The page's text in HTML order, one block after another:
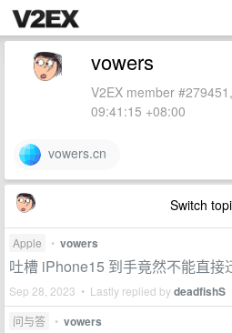
vowers
V2EX member
09:41:15 +08:00
vowers.cn
Switch
Apple • vowers
吐槽 iPhone15 到手竟然不能直接
Sep 28, 2023 • Lastly replied bydeadfishS
问与答 • vowers